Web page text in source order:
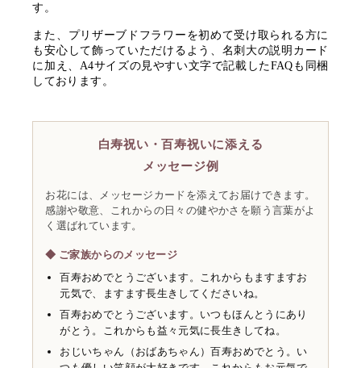
す。
また、プリザーブドフラワーを初めて受け取られる方に
も安心して飾っていただけるよう、名刺大の説明カード
に加え、A4サイズの見やすい文字で記載したFAQも同梱
しております。
白寿祝い・百寿祝いに添える
メッセージ例
お花には、メッセージカードを添えてお届けできます。
感謝や敬意、これからの日々の健やかさを願う言葉がよ
く選ばれています。
◆ ご家族からのメッセージ
百寿おめでとうございます。これからもますますお
元気で、ますます長生きしてくださいね。
百寿おめでとうございます。いつもほんとうにあり
がとう。これからも益々元気に長生きしてね。
おじいちゃん（おばあちゃん）百寿おめでとう。い